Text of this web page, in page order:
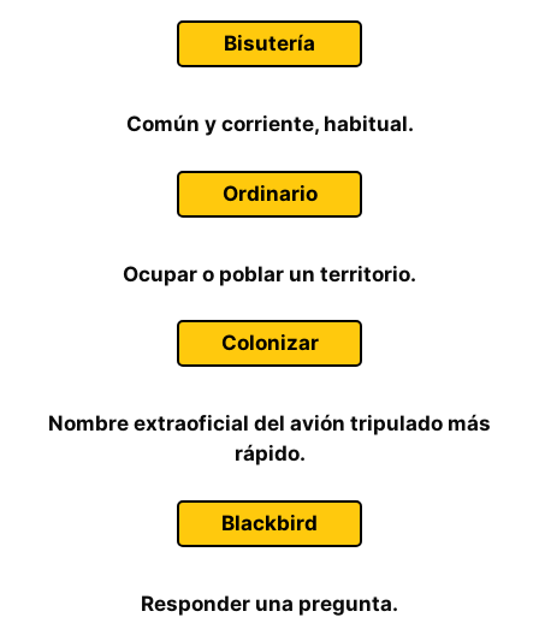
Bisutería
Común y corriente, habitual.
Ordinario
Ocupar o poblar un territorio.
Colonizar
Nombre extraoficial del avión tripulado más
rápido.
Blackbird
Responder una pregunta.